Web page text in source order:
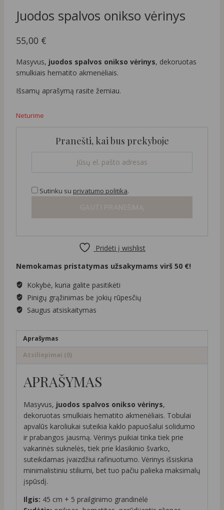
Juodos spalvos onikso vėrinys
55,00 €
Masyvus, juodos spalvos onikso vėrinys, dekoruotas
smulkiais hematito akmenėliais.
Išsamų aprašymą rasite žemiau.
Neturime
Pranešti, kai bus prekyboje
Sutinku su privatumo politika.
GAUTI PRANEŠIMĄ
Pridėti į wishlist
Nemokamas pristatymas užsakymams virš 50 €!
Kokybė, kuria galite pasitikėti
Pinigų grąžinimas be jokių rūpesčių
Saugus atsiskaitymas
Aprašymas
Atsiliepimai (0)
APRAŠYMAS
Masyvus, juodos spalvos onikso vėrinys,
dekoruotas smulkiais hematito akmenėliais. Tobulai
apvalūs karoliukai suteikia kaklo papuošalui solidumo
ir prabangos jausmą. Vėrinys puikiai tinka tiek prie
vakarinės suknelės, tiek prie klasikinio švarko,
suteikdamas įvaizdžiui rafinuotumo. Vėrinys išsiskiria
minimalistiniu stiliumi, bet tuo pačiu palieka maksimalų
įspūsdį.
Ilgis: 45 cm + 5 prailginimo grandinėlė